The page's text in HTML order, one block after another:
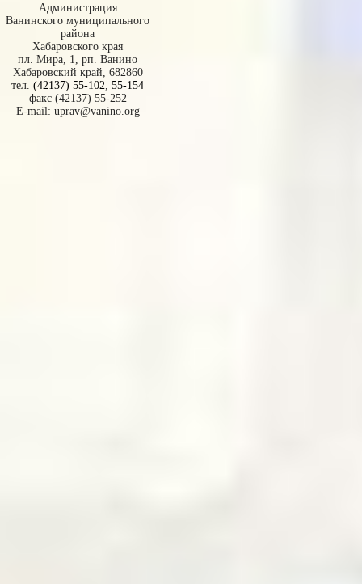
Администрация
Ванинского муниципального
района
Хабаровского края
пл. Мира, 1, рп. Ванино
Хабаровский край, 682860
тел. (42137) 55-102 55-154
факс (42137) 55-252
E-mail: uprav@vanino.org